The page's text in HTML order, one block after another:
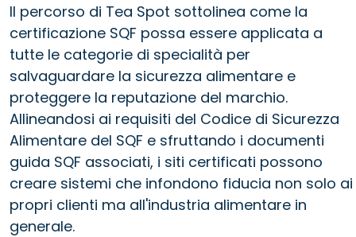
Il percorso di Tea Spot sottolinea come la
certificazione SQF possa essere applicata a
tutte le categorie di specialità per
salvaguardare la sicurezza alimentare e
proteggere la reputazione del marchio.
Allineandosi ai requisiti del Codice di Sicurezza
Alimentare del SQF e sfruttando i documenti
guida SQF associati, i siti certificati possono
creare sistemi che infondono fiducia non solo ai
propri clienti ma all'industria alimentare in
generale.